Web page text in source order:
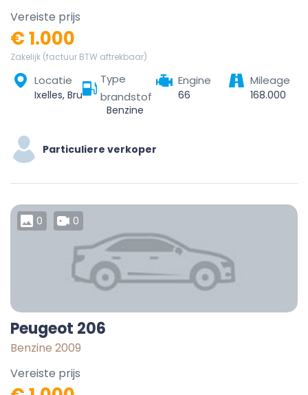
Vereiste prijs
€ 1.000
Zakelijk (factuur BTW aftrekbaar)
Locatie
Ixelles, Bruxelles-Capitale, 1050, Belgique
Type
brandstof
Benzine
Engine
66
Mileage
168.000
Particuliere verkoper
0 0
Peugeot 206
Benzine 2009
Vereiste prijs